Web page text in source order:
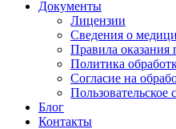
Документы
Лицензии
Сведения о
Правила оказания
Политика
Согласие на
Пользовательское
Блог
Контакты